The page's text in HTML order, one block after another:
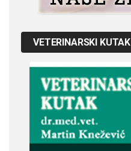
VETERINARSKI KUTAK